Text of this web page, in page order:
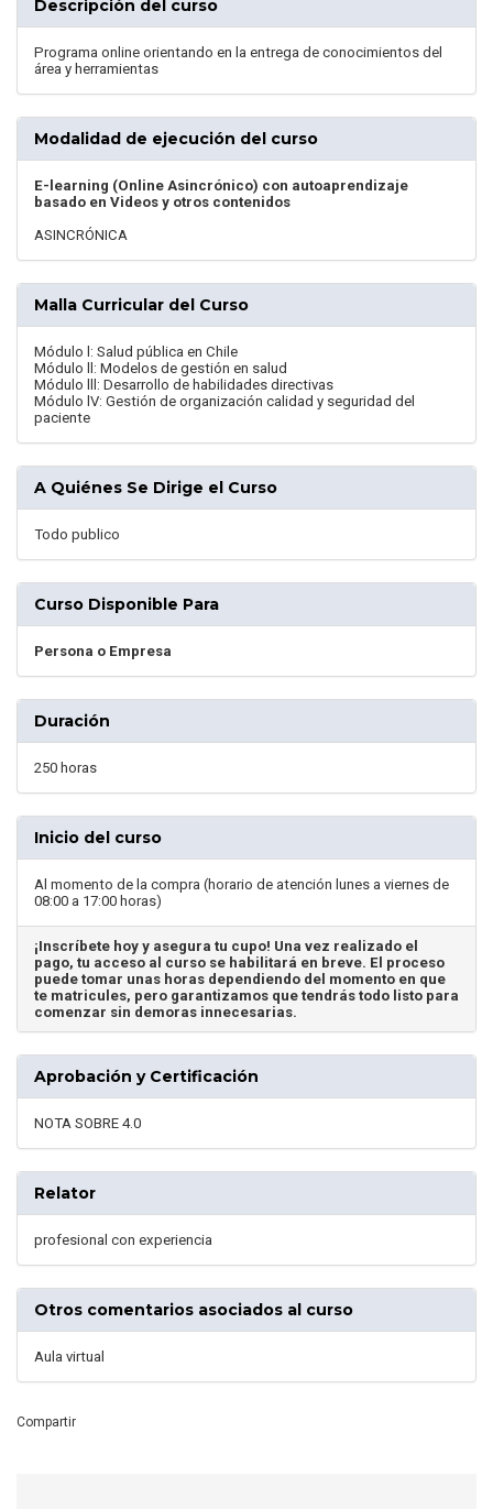
Descripción del curso
Programa online orientando en la entrega de conocimientos del
área y herramientas
Modalidad de ejecución del curso
E-learning (Online Asincrónico) con autoaprendizaje
basado en Videos y otros contenidos
ASINCRÓNICA
Malla Curricular del Curso
Módulo l: Salud pública en Chile
Módulo ll: Modelos de gestión en salud
Módulo lll: Desarrollo de habilidades directivas
Módulo lV: Gestión de organización calidad y seguridad del
paciente
A Quiénes Se Dirige el Curso
Todo publico
Curso Disponible Para
Persona o Empresa
Duración
250 horas
Inicio del curso
Al momento de la compra (horario de atención lunes a viernes de
08:00 a 17:00 horas)
¡Inscríbete hoy y asegura tu cupo! Una vez realizado el
pago, tu acceso al curso se habilitará en breve. El proceso
puede tomar unas horas dependiendo del momento en que
te matricules, pero garantizamos que tendrás todo listo para
comenzar sin demoras innecesarias.
Aprobación y Certificación
NOTA SOBRE 4.0
Relator
profesional con experiencia
Otros comentarios asociados al curso
Aula virtual
Compartir